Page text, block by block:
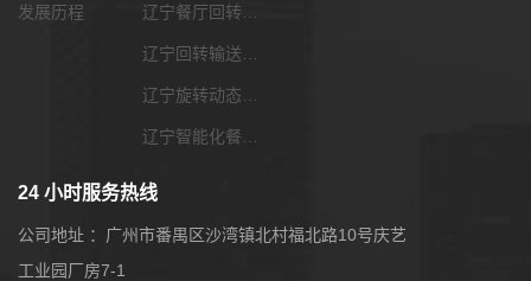
发展历程
24 小时服务热线
公司地址 ：广州市番禺区沙湾镇北村福北路10号庆艺
工业园厂房7-1